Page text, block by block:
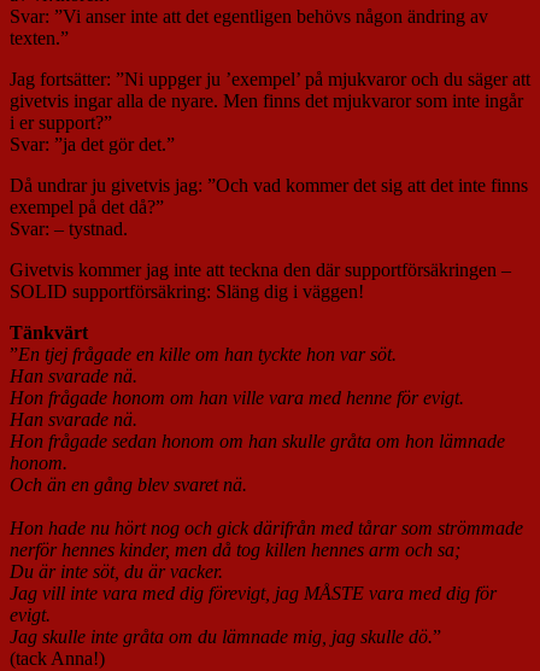
Svar: ”Vi anser inte att det egentligen behövs någon ändring av
texten.”
Jag fortsätter: ”Ni uppger ju ’exempel’ på mjukvaror och du säger att
givetvis ingar alla de nyare. Men finns det mjukvaror som inte ingår
i er support?”
Svar: ”ja det gör det.”
Då undrar ju givetvis jag: ”Och vad kommer det sig att det inte finns
exempel på det då?”
Svar: – tystnad.
Givetvis kommer jag inte att teckna den där supportförsäkringen –
SOLID supportförsäkring: Släng dig i väggen!
Tänkvärt
”En tjej frågade en kille om han tyckte hon var söt.
Han svarade nä.
Hon frågade honom om han ville vara med henne för evigt.
Han svarade nä.
Hon frågade sedan honom om han skulle gråta om hon lämnade
honom.
Och än en gång blev svaret nä.
Hon hade nu hört nog och gick därifrån med tårar som strömmade
nerför hennes kinder, men då tog killen hennes arm och sa;
Du är inte söt, du är vacker.
Jag vill inte vara med dig förevigt, jag MÅSTE vara med dig för
evigt.
Jag skulle inte gråta om du lämnade mig, jag skulle dö.”
(tack Anna!)